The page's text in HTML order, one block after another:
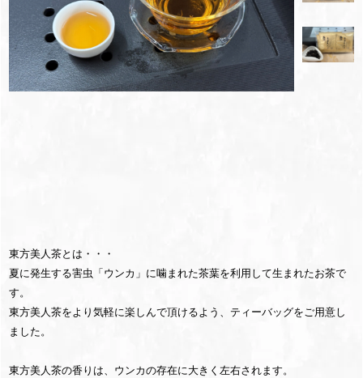
東方美人茶とは・・・
夏に発生する害虫「ウンカ」に噛まれた茶葉を利用して生まれたお茶で
す。
東方美人茶をより気軽に楽しんで頂けるよう、ティーバッグをご用意し
ました。
東方美人茶の香りは、ウンカの存在に大きく左右されます。